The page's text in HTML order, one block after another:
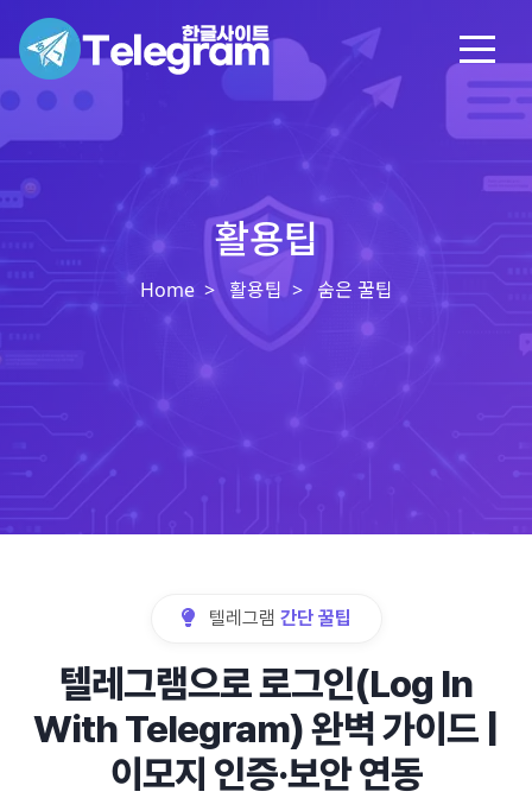
활용팁
Home 활용팁 숨은 꿀팁
텔레그램 간단 꿀팁
텔레그램으로 로그인(Log In
With Telegram) 완벽 가이드 |
이모지 인증·보안 연동